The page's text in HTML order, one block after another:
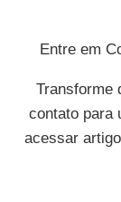
Entre em
Transforme
contato para
acessar